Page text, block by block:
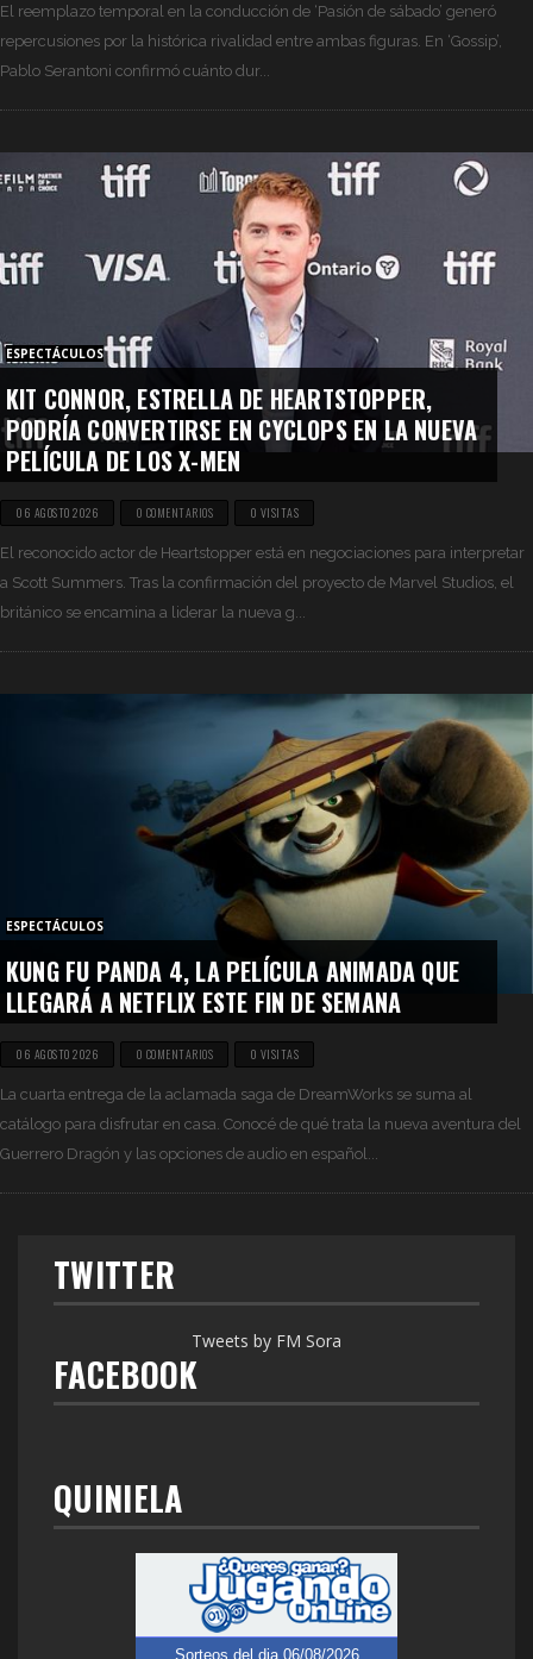
El reemplazo temporal en la conducción de ‘Pasión de sábado’ generó
repercusiones por la histórica rivalidad entre ambas figuras. En ‘Gossip’,
Pablo Serantoni confirmó cuánto dur...
ESPECTÁCULOS
KIT CONNOR, ESTRELLA DE HEARTSTOPPER,
PODRÍA CONVERTIRSE EN CYCLOPS EN LA NUEVA
PELÍCULA DE LOS X-MEN
06 AGOSTO 2026 0 COMENTARIOS 0 VISITAS
El reconocido actor de Heartstopper está en negociaciones para interpretar
a Scott Summers. Tras la confirmación del proyecto de Marvel Studios, el
británico se encamina a liderar la nueva g...
ESPECTÁCULOS
KUNG FU PANDA 4, LA PELÍCULA ANIMADA QUE
LLEGARÁ A NETFLIX ESTE FIN DE SEMANA
06 AGOSTO 2026 0 COMENTARIOS 0 VISITAS
La cuarta entrega de la aclamada saga de DreamWorks se suma al
catálogo para disfrutar en casa. Conocé de qué trata la nueva aventura del
Guerrero Dragón y las opciones de audio en español...
TWITTER
Tweets by FM Sora
FACEBOOK
QUINIELA